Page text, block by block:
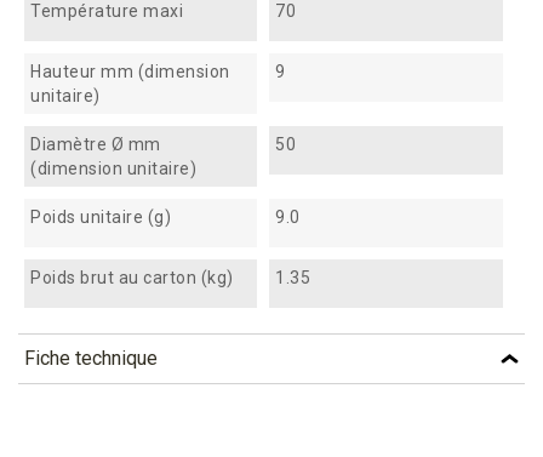
Température maxi 70
Hauteur mm (dimension
unitaire)
9
Diamètre Ø mm
(dimension unitaire)
50
Poids unitaire (g) 9.0
Poids brut au carton (kg) 1.35
Fiche technique